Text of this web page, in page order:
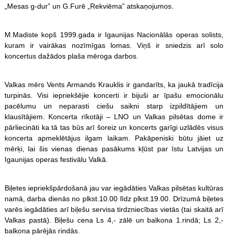
„Mesas g-dur” un G.Furē „Rekviēma” atskaņojumos.
M.Madiste kopš 1999.gada ir Igaunijas Nacionālās operas solists,
kuram ir vairākas nozīmīgas lomas. Viņš ir sniedzis arī solo
koncertus dažādos plaša mēroga darbos.
Valkas mērs Vents Armands Krauklis ir gandarīts, ka jaukā tradīcija
turpinās. Visi iepriekšējie koncerti ir bijuši ar īpašu emocionālu
pacēlumu un neparasti ciešu saikni starp izpildītājiem un
klausītājiem. Koncerta rīkotāji – LNO un Valkas pilsētas dome ir
pārliecināti ka tā tas būs arī šoreiz un koncerts garīgi uzlādēs visus
koncerta apmeklētājus ilgam laikam. Pakāpeniski būtu jāiet uz
mērķi, lai šis vienas dienas pasākums kļūst par īstu Latvijas un
Igaunijas operas festivālu Valkā.
Biļetes iepriekšpārdošanā jau var iegādāties Valkas pilsētas kultūras
namā, darba dienās no plkst.10.00 līdz plkst.19.00. Drīzumā biļetes
varēs iegādāties arī biļešu servisa tirdzniecības vietās (tai skaitā arī
Valkas pastā). Biļešu cena Ls 4,- zālē un balkona 1.rindā; Ls 2,-
balkona pārējās rindās.